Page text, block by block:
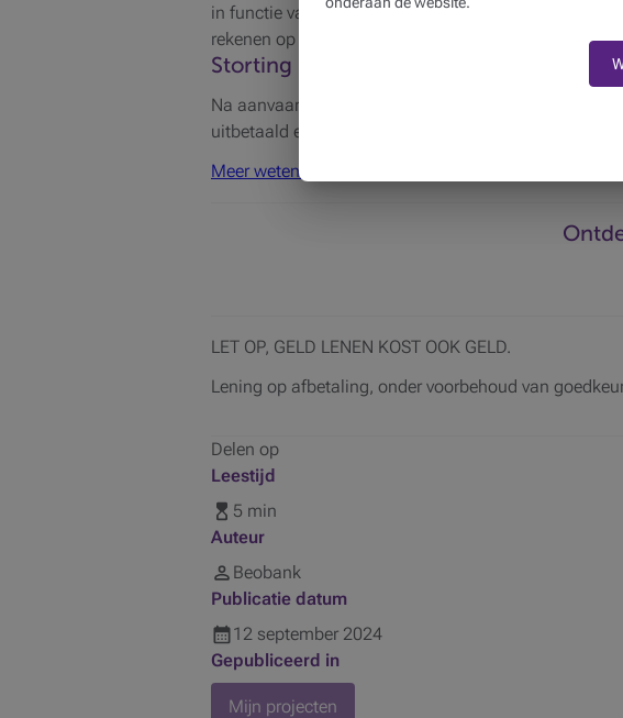
in functie van de complexiteit van het dossier. Door
rekenen op een oplossing die perfect aansluit bij uw
Storting
Na aanvaarding van uw aanvraag en na het
uitbetaald en via een bankoverschrijving
Meer weten over kredieten en de financiering van uw
LET OP, GELD LENEN KOST OOK GELD.
Lening op afbetaling, onder voorbehoud van
Delen op
Leestijd
5 min
Auteur
Beobank
Publicatie datum
12 september 2024
Gepubliceerd in
Mijn projecten